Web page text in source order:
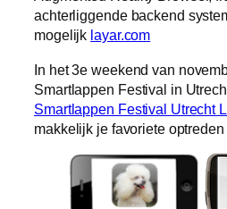
achterliggende backend
mogelijk layar.com
In het 3e weekend van
Smartlappen Festival in
Smartlappen Festival Utrecht
makkelijk je favoriete